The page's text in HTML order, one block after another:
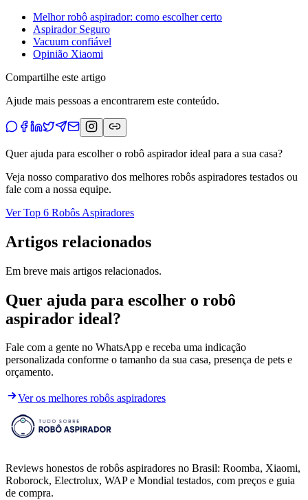
Melhor robô aspirador: como escolher certo
Aspirador Seguro
Vacuum confiável
Opinião Xiaomi
Compartilhe este artigo
Ajude mais pessoas a encontrarem este conteúdo.
Quer ajuda para escolher o robô aspirador ideal para a sua casa?
Veja nosso comparativo dos melhores robôs aspiradores testados ou
fale com a nossa equipe.
Ver Top 6 Robôs Aspiradores
Artigos relacionados
Em breve mais artigos relacionados.
Quer ajuda para escolher o robô
aspirador ideal?
Fale com a gente no WhatsApp e receba uma indicação
personalizada conforme o tamanho da sua casa, presença de pets e
orçamento.
Ver os melhores robôs aspiradores
Reviews honestos de robôs aspiradores no Brasil: Roomba, Xiaomi,
Roborock, Electrolux, WAP e Mondial testados, com preços e guia
de compra.